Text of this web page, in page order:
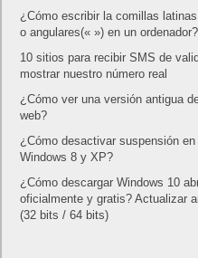
¿Cómo escribir la comillas
o angulares(« ») en un ordenador?
10 sitios para recibir SMS de
mostrar nuestro número real
¿Cómo ver una versión antigua
web?
¿Cómo desactivar suspensión en
Windows 8 y XP?
¿Cómo descargar Windows 10
oficialmente y gratis? Actualizar
(32 bits / 64 bits)